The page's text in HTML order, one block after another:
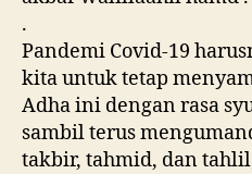
.
Pandemi Covid-19
kita untuk tetap
Adha ini dengan rasa
sambil terus
takbir, tahmid, dan